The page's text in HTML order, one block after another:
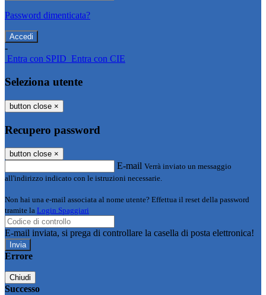
Password dimenticata?
-
Entra con SPID Entra con CIE
Seleziona utente
button close ×
Recupero password
button close ×
E-mail Verrà inviato un messaggio
all'indirizzo indicato con le istruzioni necessarie.
Non hai una e-mail associata al nome utente? Effettua il reset della password
tramite la Login Spaggiari
E-mail inviata, si prega di controllare la casella di posta elettronica!
Errore
Chiudi
Successo